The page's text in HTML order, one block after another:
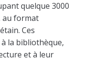
quelque 3000
au format
Ces
la bibliothèque,
et à leur